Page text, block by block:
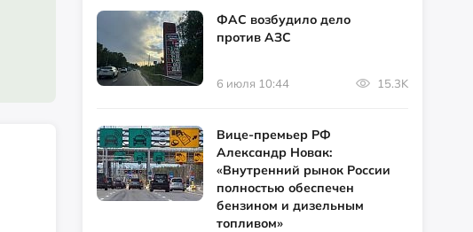
ФАС возбудило дело
против АЗС
6 июля 10:44 15.3K
Вице-премьер РФ
Александр Новак:
«Внутренний рынок России
полностью обеспечен
бензином и дизельным
топливом»